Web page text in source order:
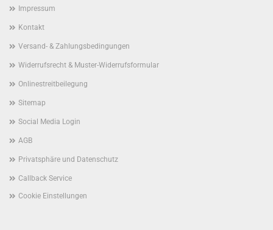
Impressum
Kontakt
Versand- & Zahlungsbedingungen
Widerrufsrecht & Muster-Widerrufsformular
Onlinestreitbeilegung
Sitemap
Social Media Login
AGB
Privatsphäre und Datenschutz
Callback Service
Cookie Einstellungen